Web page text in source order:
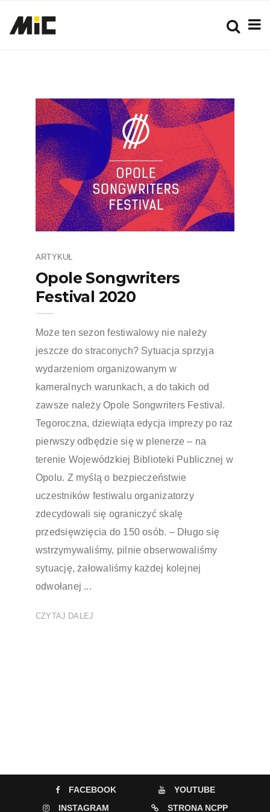
ARTYKUŁ
Opole Songwriters
Festival 2020
Może ten sezon festiwalowy nie należy
jeszcze do straconych? Sytuacja sprzyja
wydarzeniom organizowanym w
kameralnych warunkach, a do takich od
zawsze należy Opole Songwriters Festival.
Tegoroczna, dziewiąta edycja imprezy po raz
pierwszy odbędzie się w plenerze – na
terenie Wojewódzkiej Biblioteki Publicznej w
Opolu. Z myślą o bezpieczeństwie
uczestników festiwalu organizatorzy
zdecydowali się ograniczyć skalę
przedsięwzięcia do 150 osób. – Długo się
wstrzymywaliśmy, pilnie obserwowaliśmy
sytuację, żałowaliśmy każdej kolejnej
odwołanej ...
CZYTAJ DALEJ
FACEBOOK
YOUTUBE
INSTAGRAM
STRONA NCPP